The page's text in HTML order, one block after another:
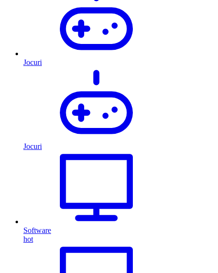
Jocuri
Jocuri
Software
hot